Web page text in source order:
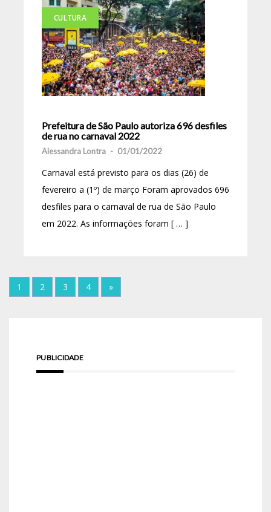
CULTURA
Prefeitura de São Paulo autoriza 696 desfiles
de rua no carnaval 2022
Alessandra Lontra - 01/01/2022
Carnaval está previsto para os dias (26) de
fevereiro a (1º) de março Foram aprovados 696
desfiles para o carnaval de rua de São Paulo
em 2022. As informações foram [ … ]
1 2 3 4 »
PUBLICIDADE